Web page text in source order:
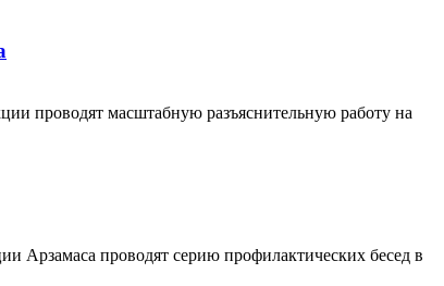
проводят масштабную разъяснительную работу на
Арзамаса проводят серию профилактических бесед в